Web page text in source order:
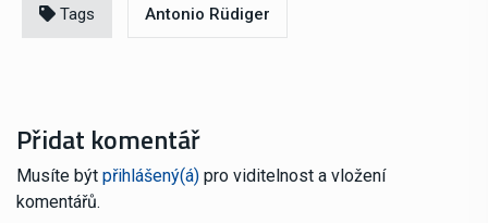
Tags Antonio Rüdiger
Přidat komentář
Musíte být přihlášený(á) pro viditelnost a vložení
komentářů.